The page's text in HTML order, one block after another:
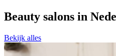
Beauty salons in
Bekijk alles